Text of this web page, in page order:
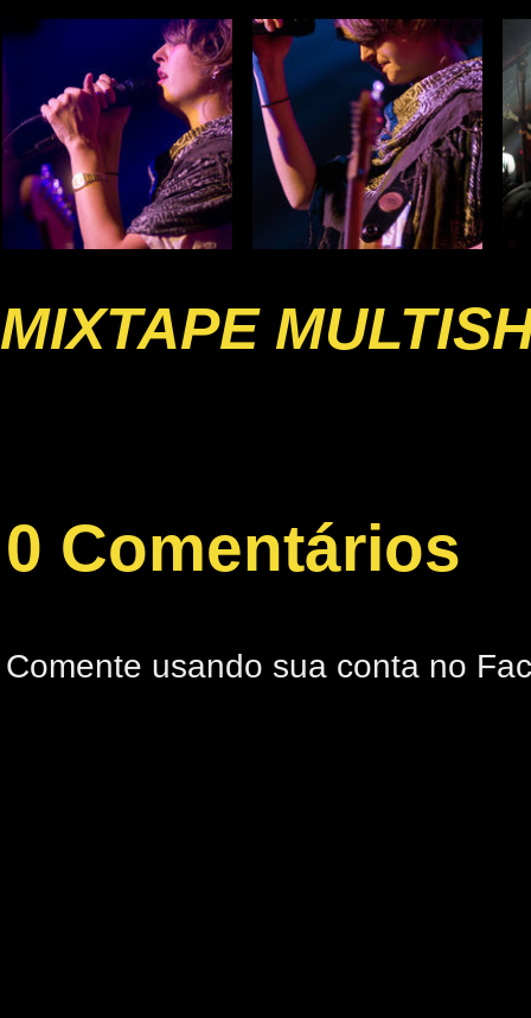
MIXTAPE
0 Comentários
Comente usando sua conta no